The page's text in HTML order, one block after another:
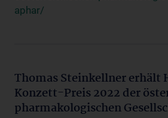
aphar/
Thomas Steinkellner erhält
Konzett-Preis 2022 der
pharmakologischen